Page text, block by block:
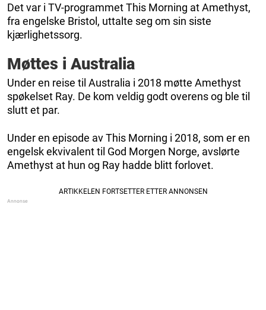
Det var i TV-programmet This Morning at Amethyst,
fra engelske Bristol, uttalte seg om sin siste
kjærlighetssorg.
Møttes i Australia
Under en reise til Australia i 2018 møtte Amethyst
spøkelset Ray. De kom veldig godt overens og ble til
slutt et par.
Under en episode av This Morning i 2018, som er en
engelsk ekvivalent til God Morgen Norge, avslørte
Amethyst at hun og Ray hadde blitt forlovet.